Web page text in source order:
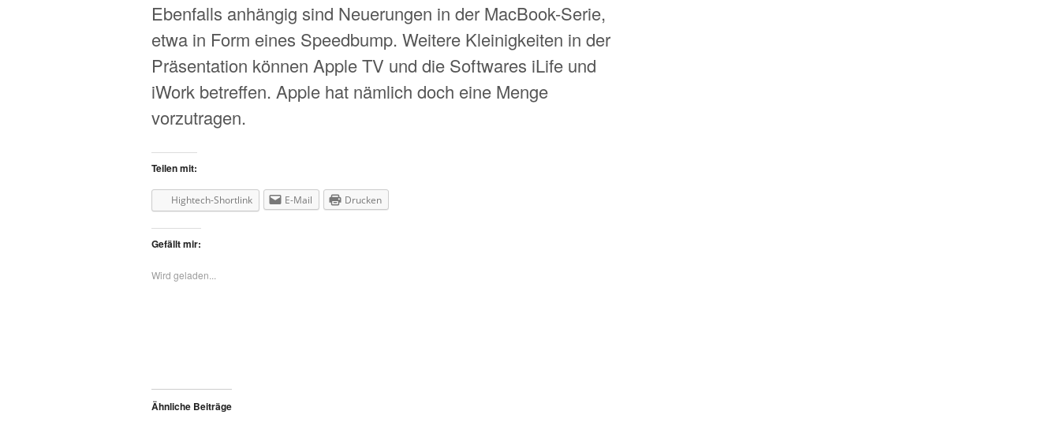
Ebenfalls anhängig sind Neuerungen in der MacBook-Serie,
etwa in Form eines Speedbump. Weitere Kleinigkeiten in der
Präsentation können Apple TV und die Softwares iLife und
iWork betreffen. Apple hat nämlich doch eine Menge
vorzutragen.
Teilen mit:
Hightech-Shortlink E-Mail Drucken
Gefällt mir:
Wird geladen...
Ähnliche Beiträge